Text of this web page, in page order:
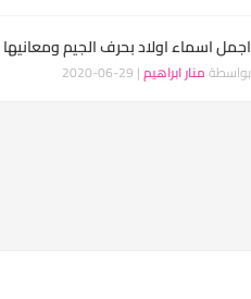
اجمل اسماء اولاد بحرف الجيم ومعانيها
بواسطةمنار ابراهيم| 29-06-2020